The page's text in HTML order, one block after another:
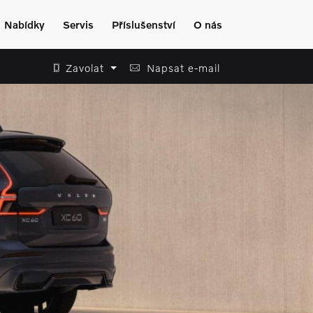
Nabídky Servis Příslušenství O nás
Zavolat Napsat e-mail